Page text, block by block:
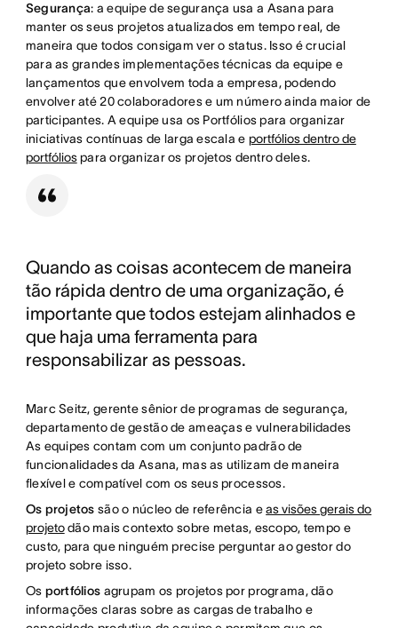
Segurança: a equipe de segurança usa a Asana para
manter os seus projetos atualizados em tempo real, de
maneira que todos consigam ver o status. Isso é crucial
para as grandes implementações técnicas da equipe e
lançamentos que envolvem toda a empresa, podendo
envolver até 20 colaboradores e um número ainda maior de
participantes. A equipe usa os Portfólios para organizar
iniciativas contínuas de larga escala e portfólios dentro de
portfóliospara organizar os projetos dentro deles.
Quando as coisas acontecem de maneira
tão rápida dentro de uma organização, é
importante que todos estejam alinhados e
que haja uma ferramenta para
responsabilizar as pessoas.
Marc Seitz, gerente sênior de programas de segurança,
departamento de gestão de ameaças e vulnerabilidades
As equipes contam com um conjunto padrão de
funcionalidades da Asana, mas as utilizam de maneira
flexível e compatível com os seus processos.
Os projetos são o núcleo de referência eas visões gerais do
projetodão mais contexto sobre metas, escopo, tempo e
custo, para que ninguém precise perguntar ao gestor do
projeto sobre isso.
Os portfólios agrupam os projetos por programa, dão
informações claras sobre as cargas de trabalho e